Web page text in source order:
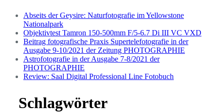
Abseits der Geysire: Naturfotografie im Yellowstone
Nationalpark
Objektivtest Tamron 150-500mm F/5-6.7 Di III VC VXD
Beitrag fotografische Praxis Supertelefotografie in der
Ausgabe 9-10/2021 der Zeitung PHOTOGRAPHIE
Astrofotografie in der Ausgabe 7-8/2021 der
PHOTOGRAPHIE
Review: Saal Digital Professional Line Fotobuch
Schlagwörter